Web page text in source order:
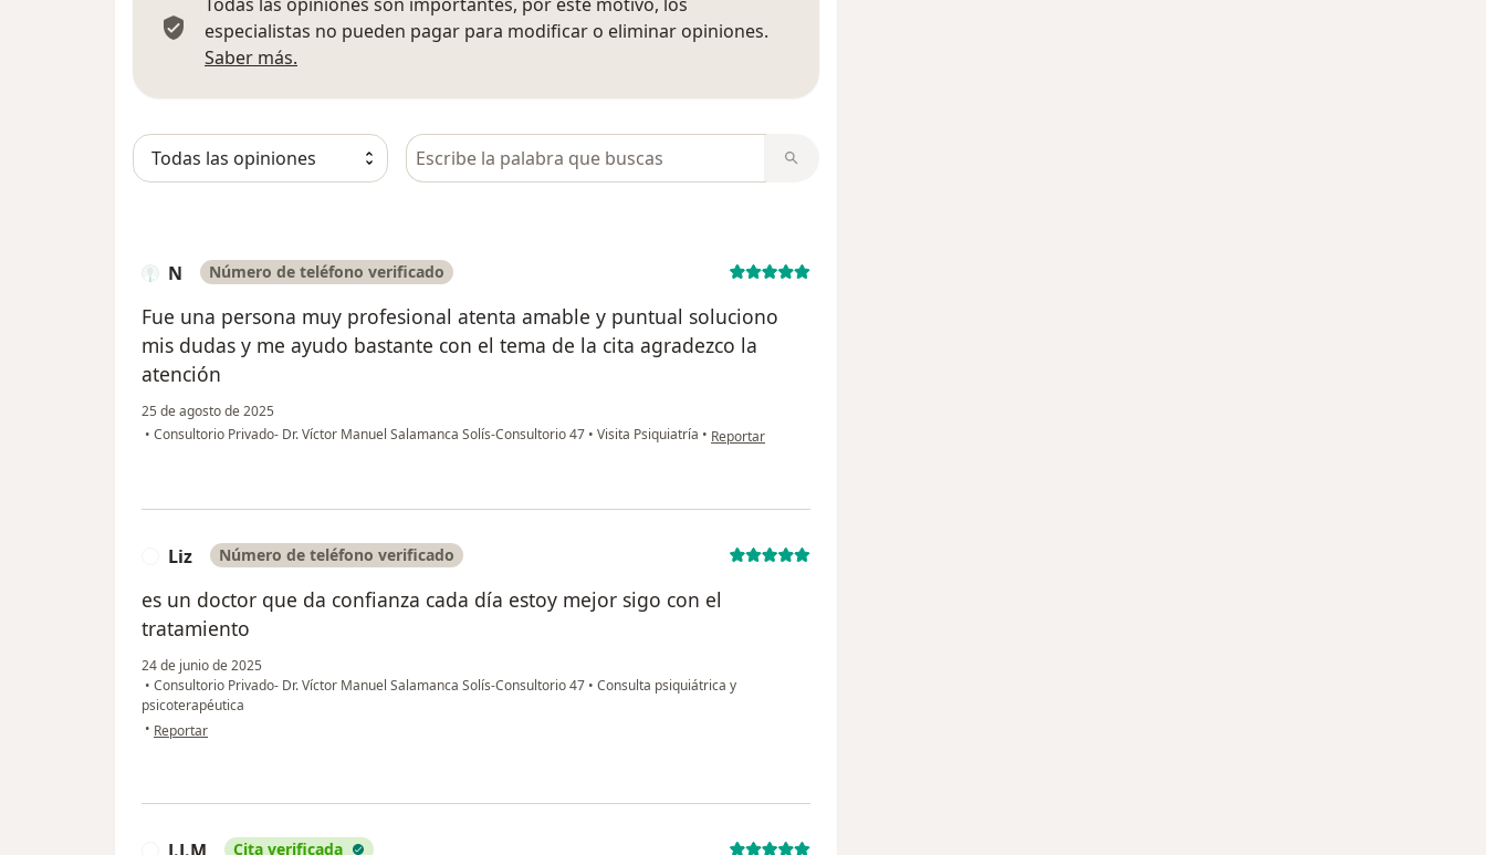
especialistas no pueden pagar para modificar o eliminar opiniones.
Saber más.
Busca en opiniones
N Número de teléfono verificado
Fue una persona muy profesional atenta amable y puntual soluciono
mis dudas y me ayudo bastante con el tema de la cita agradezco la
atención
25 de agosto de 2025
• Consultorio Privado- Dr. Víctor Manuel Salamanca Solís-Consultorio 47 • Visita Psiquiatría • en opinión del usuario N
Reportar
Liz Número de teléfono verificado
es un doctor que da confianza cada día estoy mejor sigo con el
tratamiento
24 de junio de 2025
• Consultorio Privado- Dr. Víctor Manuel Salamanca Solís-Consultorio 47 • Consulta psiquiátrica y
psicoterapéutica
• en opinión del usuario Liz
Reportar
J.J.M Cita verificada